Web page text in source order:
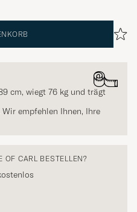
cm, wiegt 76 kg und trägt
empfehlen Ihnen, Ihre
OF CARL BESTELLEN?